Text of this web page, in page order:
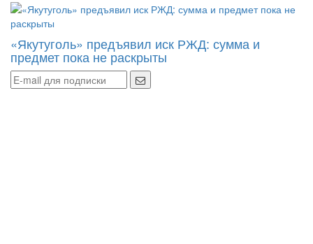
«Якутуголь» предъявил иск РЖД: сумма и
предмет пока не раскрыты